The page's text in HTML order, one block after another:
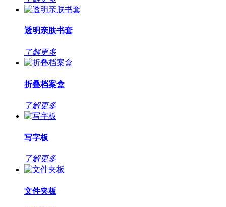
透明亲肤书套
了解更多
折叠档案盒
了解更多
写字板
了解更多
文件夹板